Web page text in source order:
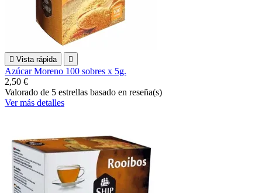
 Vista rápida 
Azúcar Moreno 100 sobres x 5g.
2,50 €
Valorado de 5 estrellas basado en reseña(s)
Ver más detalles